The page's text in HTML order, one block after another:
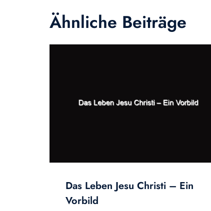
Ähnliche Beiträge
Das Leben Jesu Christi – Ein
Vorbild